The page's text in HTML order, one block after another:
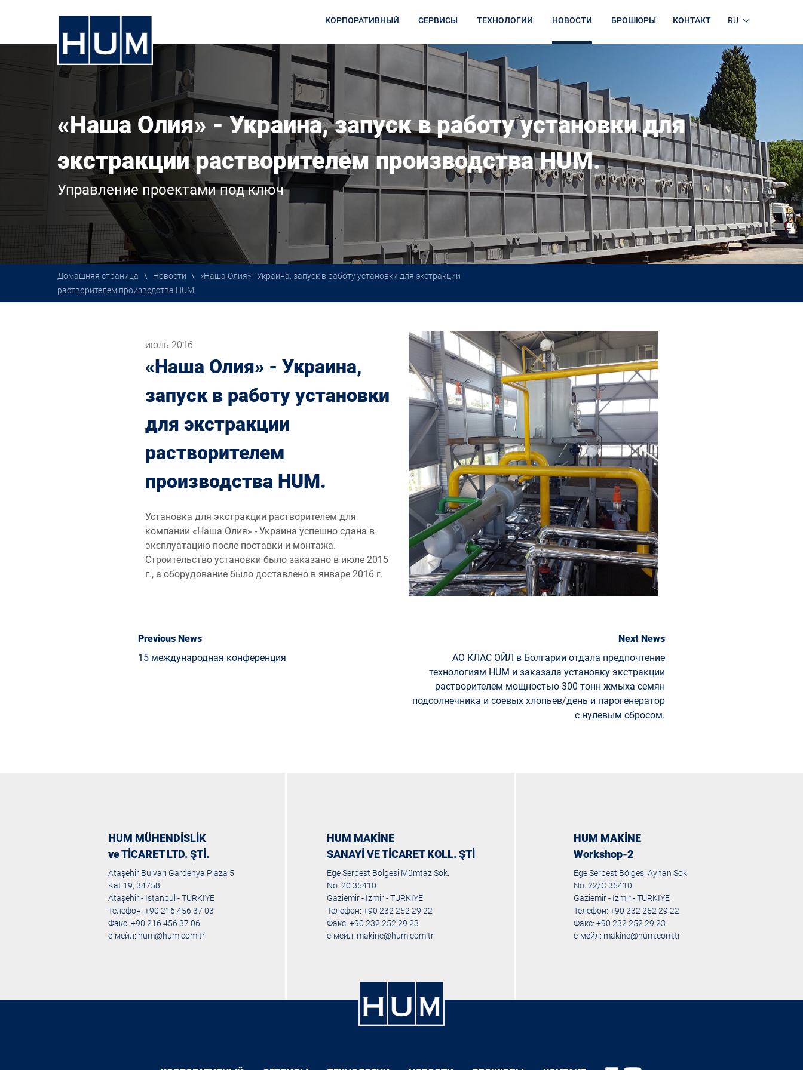
КОРПОРАТИВНЫЙ СЕРВИСЫ ТЕХНОЛОГИИ НОВОСТИ БРОШЮРЫ КОНТАКТ RU
«Наша Олия» - Украина, запуск в работу установки для
экстракции растворителем производства HUM.
Управление проектами под ключ
Домашняя страница \ Новости \
«Наша Олия» - Украина, запуск в работу установки для экстракции
растворителем производства HUM.
июль 2016
«Наша Олия» - Украина,
запуск в работу установки
для экстракции
растворителем
производства HUM.
Установка для экстракции растворителем для
компании «Наша Олия» - Украина успешно сдана в
эксплуатацию после поставки и монтажа.
Строительство установки было заказано в июле 2015
г., а оборудование было доставлено в январе 2016 г.
Previous News
15 международная конференция
Next News
АО КЛАС ОЙЛ в Болгарии отдала предпочтение
технологиям HUM и заказала установку экстракции
растворителем мощностью 300 тонн жмыха семян
подсолнечника и соевых хлопьев/день и парогенератор
с нулевым сбросом.
HUM MÜHENDİSLİK
ve TİCARET LTD. ŞTİ.
Ataşehir Bulvarı Gardenya Plaza 5
Kat:19, 34758.
Ataşehir - İstanbul - TÜRKİYE
Телефон: +90 216 456 37 03
Факс: +90 216 456 37 06
е-мейл: hum@hum.com.tr
HUM MAKİNE
SANAYİ VE TİCARET KOLL. ŞTİ
Ege Serbest Bölgesi Mümtaz Sok.
No. 20 35410
Gaziemir - İzmir - TÜRKİYE
Телефон: +90 232 252 29 22
Факс: +90 232 252 29 23
е-мейл: makine@hum.com.tr
HUM MAKİNE
Workshop-2
Ege Serbest Bölgesi Ayhan Sok.
No. 22/C 35410
Gaziemir - İzmir - TÜRKİYE
Телефон: +90 232 252 29 22
Факс: +90 232 252 29 23
е-мейл: makine@hum.com.tr